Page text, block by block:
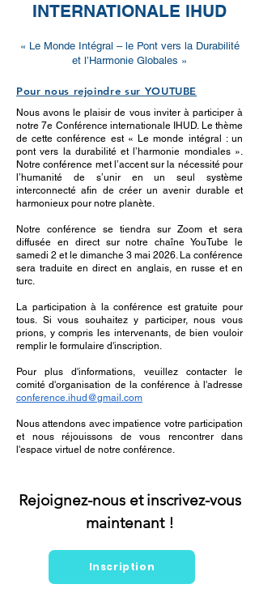
INTERNATIONALE IHUD
« Le Monde Intégral – le Pont vers la Durabilité
et l’Harmonie Globales »
Pour nous rejoindre sur YOUTUBE
Nous avons le plaisir de vous inviter à participer à
notre 7e Conférence internationale IHUD. Le thème
de cette conférence est « Le monde intégral : un
pont vers la durabilité et l’harmonie mondiales ».
Notre conférence met l’accent sur la nécessité pour
l’humanité de s’unir en un seul système
interconnecté afin de créer un avenir durable et
harmonieux pour notre planète.
Notre conférence se tiendra sur Zoom et sera
diffusée en direct sur notre chaîne YouTube le
samedi 2 et le dimanche 3 mai 2026. La conférence
sera traduite en direct en anglais, en russe et en
turc.
La participation à la conférence est gratuite pour
tous. Si vous souhaitez y participer, nous vous
prions, y compris les intervenants, de bien vouloir
remplir le formulaire d'inscription.
Pour plus d'informations, veuillez contacter le
comité d'organisation de la conférence à l'adresse
conference.ihud@gmail.com
Nous attendons avec impatience votre participation
et nous réjouissons de vous rencontrer dans
l'espace virtuel de notre conférence.
Rejoignez-nous et inscrivez-vous
maintenant !
Inscription